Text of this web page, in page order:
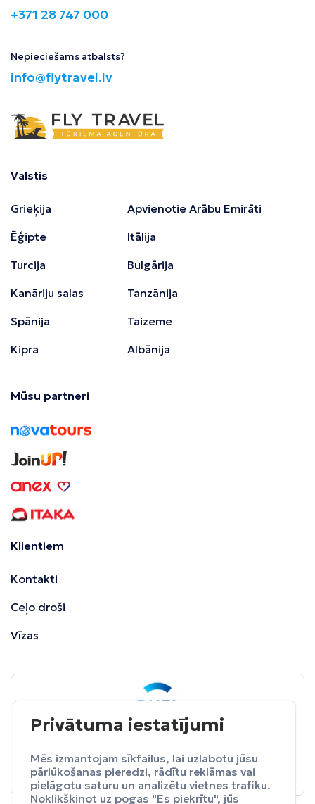
+371 28 747 000
Nepieciešams atbalsts?
info@flytravel.lv
Valstis
Grieķija
Ēģipte
Turcija
Kanāriju salas
Spānija
Kipra
Apvienotie Arābu Emirāti
Itālija
Bulgārija
Tanzānija
Taizeme
Albānija
Mūsu partneri
Klientiem
Kontakti
Ceļo droši
Vīzas
BALTA ceļojumu apdrošināšana
Apdrošināt
Privātuma iestatījumi
Mēs izmantojam sīkfailus, lai uzlabotu jūsu
pārlūkošanas pieredzi, rādītu reklāmas vai
pielāgotu saturu un analizētu vietnes trafiku.
Noklikšķinot uz pogas "Es piekrītu", jūs